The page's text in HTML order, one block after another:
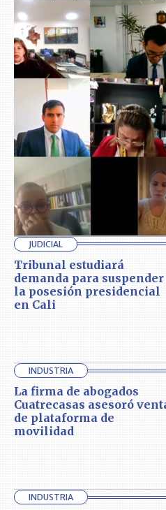
JUDICIAL
Tribunal estudiará
demanda para suspender
la posesión presidencial
en Cali
INDUSTRIA
La firma de abogados
Cuatrecasas asesoró
de plataforma de
movilidad
INDUSTRIA